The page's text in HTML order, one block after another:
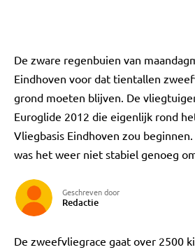
De zware regenbuien van
Eindhoven voor dat tientallen
grond moeten blijven. De
Euroglide 2012 die eigenlijk rond
Vliegbasis Eindhoven zou
was het weer niet stabiel genoeg
Geschreven door
Redactie
De zweefvliegrace gaat over 2500